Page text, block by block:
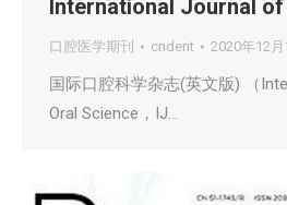
International Journal
口腔医学期刊 cndent 2020年12月
国际口腔科学杂志(英文版) （
Oral Science，IJ…